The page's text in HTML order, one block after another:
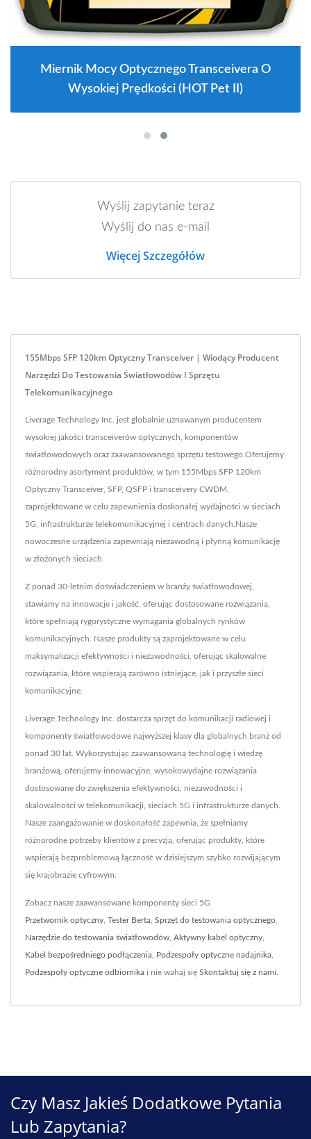
Miernik Mocy Optycznego Transceivera O
Wysokiej Prędkości (HOT Pet II)
Wyślij zapytanie teraz
Wyślij do nas e-mail
Więcej Szczegółów
155Mbps SFP 120km Optyczny Transceiver | Wiodący Producent
Narzędzi Do Testowania Światłowodów I Sprzętu
Telekomunikacyjnego
Liverage Technology Inc. jest globalnie uznawanym producentem
wysokiej jakości transceiverów optycznych, komponentów
światłowodowych oraz zaawansowanego sprzętu testowego.Oferujemy
różnorodny asortyment produktów, w tym 155Mbps SFP 120km
Optyczny Transceiver, SFP, QSFP i transceivery CWDM,
zaprojektowane w celu zapewnienia doskonałej wydajności w sieciach
5G, infrastrukturze telekomunikacyjnej i centrach danych.Nasze
nowoczesne urządzenia zapewniają niezawodną i płynną komunikację
w złożonych sieciach.
Z ponad 30-letnim doświadczeniem w branży światłowodowej,
stawiamy na innowacje i jakość, oferując dostosowane rozwiązania,
które spełniają rygorystyczne wymagania globalnych rynków
komunikacyjnych. Nasze produkty są zaprojektowane w celu
maksymalizacji efektywności i niezawodności, oferując skalowalne
rozwiązania, które wspierają zarówno istniejące, jak i przyszłe sieci
komunikacyjne.
Liverage Technology Inc. dostarcza sprzęt do komunikacji radiowej i
komponenty światłowodowe najwyższej klasy dla globalnych branż od
ponad 30 lat. Wykorzystując zaawansowaną technologię i wiedzę
branżową, oferujemy innowacyjne, wysokowydajne rozwiązania
dostosowane do zwiększenia efektywności, niezawodności i
skalowalności w telekomunikacji, sieciach 5G i infrastrukturze danych.
Nasze zaangażowanie w doskonałość zapewnia, że spełniamy
różnorodne potrzeby klientów z precyzją, oferując produkty, które
wspierają bezproblemową łączność w dzisiejszym szybko rozwijającym
się krajobrazie cyfrowym.
Zobacz nasze zaawansowane komponenty sieci 5G
Przetwornik optyczny Tester Berta Sprzęt do testowania optycznego
Narzędzie do testowania światłowodów Aktywny kabel optyczny
Kabel bezpośredniego podłączenia Podzespoły optyczne nadajnika
Podzespoły optyczne odbiornika i nie wahaj się Skontaktuj się z nami
Czy Masz Jakieś Dodatkowe Pytania
Lub Zapytania?